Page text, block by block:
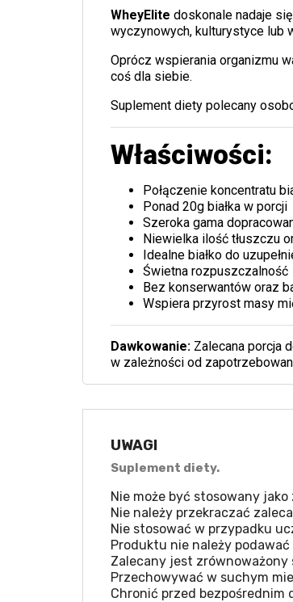
WheyElite doskonale nadaje
wyczynowych, kulturystyce lub
Oprócz wspierania organizmu
coś dla siebie.
Suplement diety polecany
Właściwości:
Połączenie koncentratu
Ponad 20g białka w porcji
Szeroka gama
Niewielka ilość tłuszczu
Idealne białko do
Świetna rozpuszczalność
Bez konserwantów oraz
Wspiera przyrost masy
Dawkowanie: Zalecana porcja
w zależności od
UWAGI
Suplement diety.
Nie może być stosowany
Nie należy przekraczać
Nie stosować w przypadku
Produktu nie należy
Zalecany jest
Przechowywać w suchym
Chronić przed bezpośrednim